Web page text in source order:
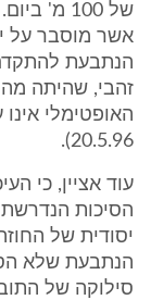
של 100
אשר מוסבר על
זהבי, שהיתה
20.5.96).
עוד אציין, כי
הסיכות הנדרשת
יסודית של
הנתבעת שלא
סילוקה של